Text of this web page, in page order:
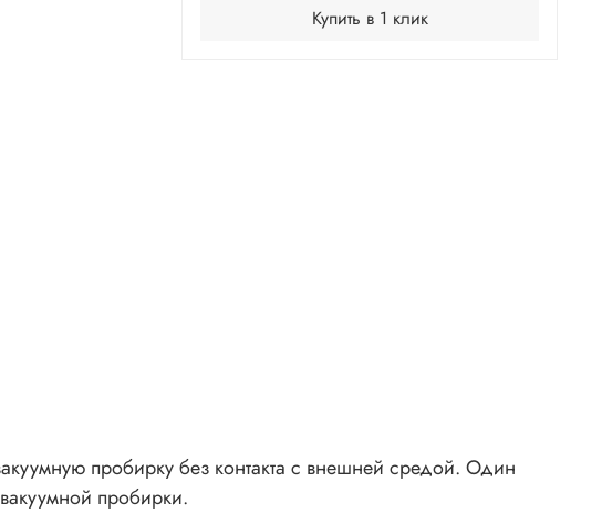
Купить в 1 клик
пробирку без контакта с внешней средой. Один
пробирки.